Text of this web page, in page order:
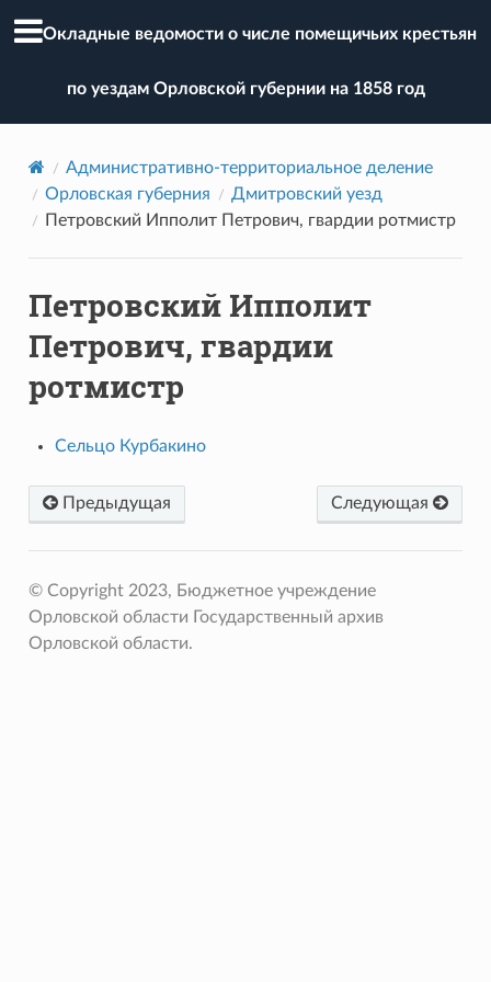
Окладные ведомости о числе помещичьих крестьян
по уездам Орловской губернии на 1858 год
Административно-территориальное деление
Орловская губерния
Дмитровский уезд
Петровский Ипполит Петрович, гвардии ротмистр
Петровский Ипполит
Петрович, гвардии
ротмистр
Сельцо Курбакино
Предыдущая Следующая
© Copyright 2023, Бюджетное учреждение
Орловской области Государственный архив
Орловской области.